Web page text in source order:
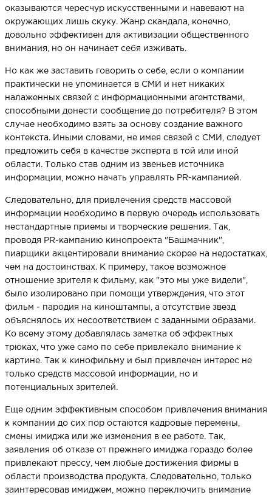
оказываются чересчур искусственными и навевают на
окружающих лишь скуку. Жанр скандала, конечно,
довольно эффективен для активизации общественного
внимания, но он начинает себя изживать.
Но как же заставить говорить о себе, если о компании
практически не упоминается в СМИ и нет никаких
налаженных связей с информационными агентствами,
способными донести сообщение до потребителя? В этом
случае необходимо взять за основу создание важного
контекста. Иными словами, не имея связей с СМИ, следует
предложить себя в качестве эксперта в той или иной
области. Только став одним из звеньев источника
информации, можно начать управлять PR-кампанией.
Следовательно, для привлечения средств массовой
информации необходимо в первую очередь использовать
нестандартные приемы и творческие решения. Так,
проводя PR-кампанию кинопроекта "Башмачник",
пиарщики акцентировали внимание скорее на недостатках,
чем на достоинствах. К примеру, такое возможное
отношение зрителя к фильму, как "это мы уже видели",
было изолировано при помощи утверждения, что этот
фильм - пародия на киноштампы, а отсутствие звезд
объяснялось их несоответствием с заданными образами.
Ко всему этому добавлялась заметка об эффектных
трюках, что уже само по себе привлекало внимание к
картине. Так к кинофильму и был привлечен интерес не
только средств массовой информации, но и
потенциальных зрителей.
Еще одним эффективным способом привлечения внимания
к компании до сих пор остаются кадровые перемены,
смены имиджа или же изменения в ее работе. Так,
заявления об отказе от прежнего имиджа гораздо более
привлекают прессу, чем любые достижения фирмы в
области производства продукта. Следовательно, только
заинтересовав имиджем, можно переключить внимание